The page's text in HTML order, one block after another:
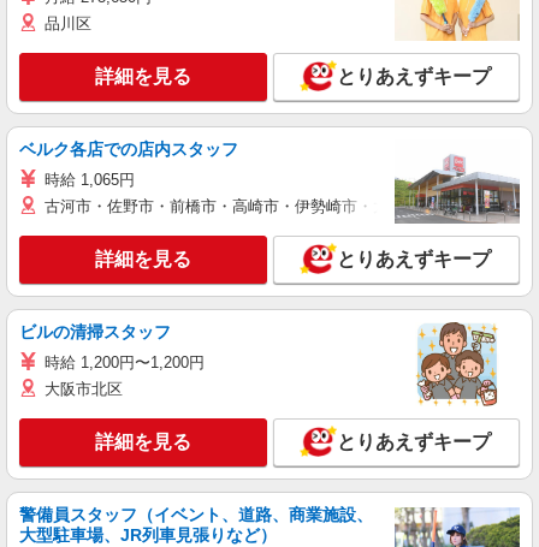
品川区
詳細を見る とりあえずキープ
ベルク各店での店内スタッフ
時給 1,065円
古河市・佐野市・前橋市・高崎市・伊勢崎市・太田市・館林市・藤
詳細を見る とりあえずキープ
ビルの清掃スタッフ
時給 1,200円〜1,200円
大阪市北区
詳細を見る とりあえずキープ
警備員スタッフ（イベント、道路、商業施設、
大型駐車場、JR列車見張りなど）